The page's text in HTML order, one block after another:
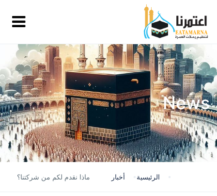
News
الرئيسية أخبار ماذا نقدم لكم من شركتنا؟